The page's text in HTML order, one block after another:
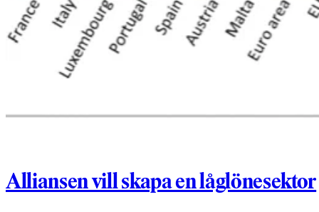
Alliansen vill skapa en låglönesektor